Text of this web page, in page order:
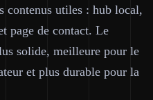
contenus utiles : hub local,
page de contact. Le
solide, meilleure pour le
et plus durable pour la